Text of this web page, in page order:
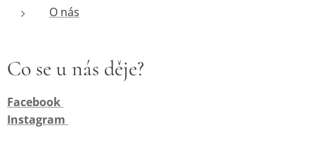
O nás
Co se u nás děje?
Facebook
Instagram